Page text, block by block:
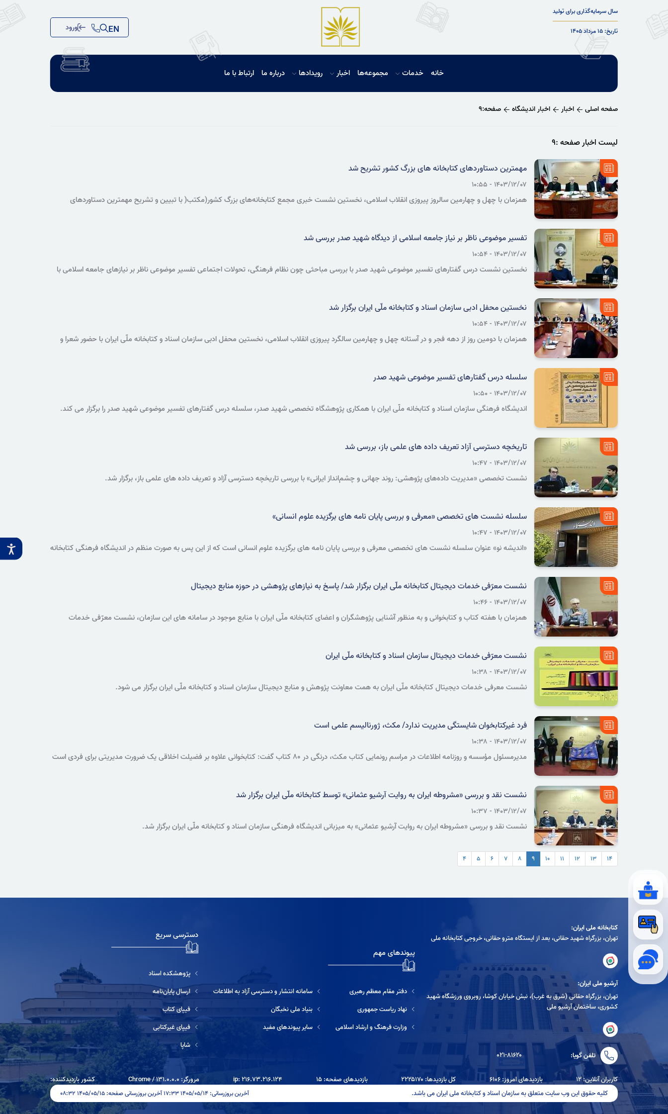
سال سرمایه‌گذاری برای تولید
تاریخ: ۱۵ مرداد ۱۴۰۵ EN ورود
خانه خدمات مجموعه‌ها اخبار رویدادها درباره ما ارتباط با ما
صفحه اصلی اخبار اخبار اندیشگاه صفحه:۹
لیست اخبار صفحه :۹
مهمترین دستاوردهای کتابخانه های بزرگ کشور تشریح شد
۱۴۰۳/۱۲/۰۷ - ۱۰:۵۵
همزمان با چهل و چهارمین سالروز پیروزی انقلاب اسلامی، نخستین نشست خبری مجمع کتابخانه‌های بزرگ کشور(مکتب( با تبیین و تشریح مهمترین دستاوردهای
تفسیر موضوعی ناظر بر نیاز جامعه اسلامی از دیدگاه شهید صدر بررسی شد
۱۴۰۳/۱۲/۰۷ - ۱۰:۵۴
نخستین نشست درس گفتارهای تفسیر موضوعی شهید صدر با بررسی مباحثی چون نظام فرهنگی، تحولات اجتماعی تفسیر موضوعی ناظر بر نیازهای جامعه اسلامی با
نخستین محفل ادبی سازمان اسناد و کتابخانه ملّی ایران برگزار شد
۱۴۰۳/۱۲/۰۷ - ۱۰:۵۴
همزمان با دومین روز از دهه فجر و در آستانه چهل و چهارمین سالگرد پیروزی انقلاب اسلامی، نخستین محفل ادبی سازمان اسناد و کتابخانه ملّی ایران با حضور شعرا و
سلسله درس گفتارهای تفسیر موضوعی شهید صدر
۱۴۰۳/۱۲/۰۷ - ۱۰:۵۰
اندیشگاه فرهنگی سازمان اسناد و کتابخانه ملّی ایران با همکاری پژوهشگاه تخصصی شهید صدر، سلسله درس گفتارهای تفسیر موضوعی شهید صدر را برگزار می کند.
تاریخچه دسترسی آزاد تعریف داده های علمی باز، بررسی شد
۱۴۰۳/۱۲/۰۷ - ۱۰:۴۷
نشست تخصصی «مدیریت داده‌های پژوهشی: روند جهانی و چشم‌انداز ایرانی» با بررسی تاریخچه دسترسی آزاد و تعریف داده های علمی باز، برگزار شد.
سلسله نشست های تخصصی «معرفی و بررسی پایان نامه های برگزیده علوم انسانی»
۱۴۰۳/۱۲/۰۷ - ۱۰:۴۷
«اندیشه نو» عنوان سلسله نشست های تخصصی معرفی و بررسی پایان نامه های برگزیده علوم انسانی است که از این پس به صورت منظم در اندیشگاه فرهنگی کتابخانه
نشست معرّفی خدمات دیجیتال کتابخانه ملّی ایران برگزار شد/ پاسخ به نیازهای پژوهشی در حوزه منابع دیجیتال
۱۴۰۳/۱۲/۰۷ - ۱۰:۴۶
همزمان با هفته کتاب و کتابخوانی و به منظور آشنایی پژوهشگران و اعضای کتابخانه ملّی ایران با منابع موجود در سامانه های این سازمان، نشست معرّفی خدمات
نشست معرّفی خدمات دیجیتال سازمان اسناد و کتابخانه ملّی ایران
۱۴۰۳/۱۲/۰۷ - ۱۰:۳۸
نشست معرفی خدمات دیجیتال کتابخانه ملّی ایران به همت معاونت پژوهش و منابع دیجیتال سازمان اسناد و کتابخانه ملّی ایران برگزار می شود.
فرد غیرکتابخوان شایستگی مدیریت ندارد/ مکث، ژورنالیسم علمی است
۱۴۰۳/۱۲/۰۷ - ۱۰:۳۸
مدیرمسئول مؤسسه و روزنامه اطلاعات در مراسم رونمایی کتاب مکث، درنگی در ۸۰ کتاب گفت: کتابخوانی علاوه بر فضیلت اخلاقی یک ضرورت مدیریتی برای فردی است
نشست نقد و بررسی «مشروطه ایران به روایت آرشیو عثمانی» توسط کتابخانه ملّی ایران برگزار شد
۱۴۰۳/۱۲/۰۷ - ۱۰:۳۷
نشست نقد و بررسی «مشروطه ایران به روایت آرشیو عثمانی» به میزبانی اندیشگاه فرهنگی سازمان اسناد و کتابخانه ملّی ایران برگزار شد.
۴ ۵ ۶ ۷ ۸ ۹ ۱۰ ۱۱ ۱۲ ۱۳ ۱۴
کتابخانه ملی ایران:
تهران، بزرگراه شهيد حقانی، بعد از ايستگاه مترو حقانی، خروجی كتابخانه ملی
آرشیو ملی ایران:
تهران، بزرگراه حقانی (شرق به غرب)، نبش خیابان کوشا، روبروی ورزشگاه شهید
کشوری، ساختمان آرشیو ملی
تلفن گویا: ۰۲۱-۸۱۶۲۰
پیوندهای مهم
دسترسی سریع
کاربران آنلاین: ۱۲ بازدیدهای امروز: ۶۱۰۶ کل بازدیدها: ۲۲۲۵۱۷۰ بازدیدهای صفحه: ۱۵ ip: ۲۱۶.۷۳.۲۱۶.۱۲۴ مرورگر: Chrome/131.0.0.0
کشور بازدیدکننده:
کلیه حقوق این وب سایت متعلق به سازمان اسناد و کتابخانه ملی ایران می باشد.
آخرین بروزرسانی: ۱۴۰۵/۰۵/۱۴ ۱۷:۳۳ آخرین بروزرسانی صفحه: ۱۴۰۵/۰۵/۱۵ ۰۸:۳۲